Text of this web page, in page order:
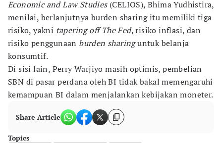
Economic and Law Studies(CELIOS), Bhima Yudhistira,
menilai, berlanjutnya burden sharing itu memiliki tiga
risiko, yakni tapering off The Fed, risiko inflasi, dan
risiko penggunaan burden sharinguntuk belanja
konsumtif.
Di sisi lain, Perry Warjiyo masih optimis, pembelian
SBN di pasar perdana oleh BI tidak bakal memengaruhi
kemampuan BI dalam menjalankan kebijakan moneter.
Share Article
Topics